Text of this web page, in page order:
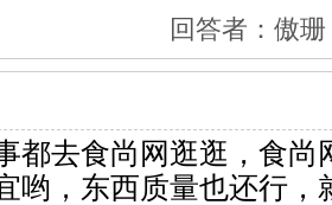
回答者：傲
都去食尚网逛逛，食尚
哟，东西质量也还行，